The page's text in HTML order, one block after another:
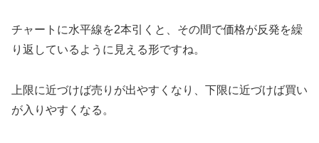
チャートに水平線を2本引くと、その間で価格が反発を繰
り返しているように見える形ですね。
上限に近づけば売りが出やすくなり、下限に近づけば買い
が入りやすくなる。